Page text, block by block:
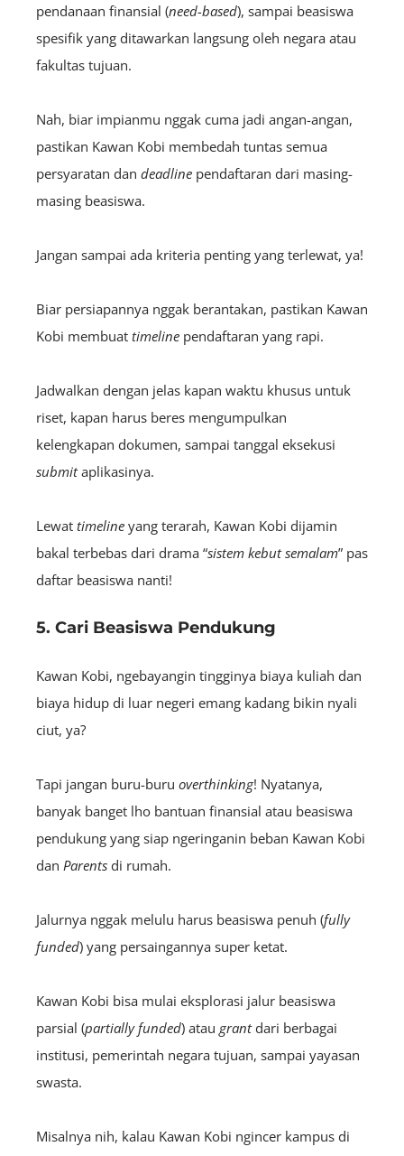
pendanaan finansial (need-based), sampai beasiswa
spesifik yang ditawarkan langsung oleh negara atau
fakultas tujuan.
Nah, biar impianmu nggak cuma jadi angan-angan,
pastikan Kawan Kobi membedah tuntas semua
persyaratan dan deadline pendaftaran dari masing-
masing beasiswa.
Jangan sampai ada kriteria penting yang terlewat, ya!
Biar persiapannya nggak berantakan, pastikan Kawan
Kobi membuat timeline pendaftaran yang rapi.
Jadwalkan dengan jelas kapan waktu khusus untuk
riset, kapan harus beres mengumpulkan
kelengkapan dokumen, sampai tanggal eksekusi
submitaplikasinya.
Lewat timeline yang terarah, Kawan Kobi dijamin
bakal terbebas dari drama “sistem kebut semalam” pas
daftar beasiswa nanti!
5. Cari Beasiswa Pendukung
Kawan Kobi, ngebayangin tingginya biaya kuliah dan
biaya hidup di luar negeri emang kadang bikin nyali
ciut, ya?
Tapi jangan buru-buru overthinking! Nyatanya,
banyak banget lho bantuan finansial atau beasiswa
pendukung yang siap ngeringanin beban Kawan Kobi
dan Parents di rumah.
Jalurnya nggak melulu harus beasiswa penuh (fully
funded) yang persaingannya super ketat.
Kawan Kobi bisa mulai eksplorasi jalur beasiswa
parsial (partially funded) atau grantdari berbagai
institusi, pemerintah negara tujuan, sampai yayasan
swasta.
Misalnya nih, kalau Kawan Kobi ngincer kampus di